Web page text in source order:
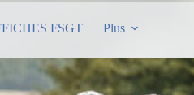
FSGT Plus